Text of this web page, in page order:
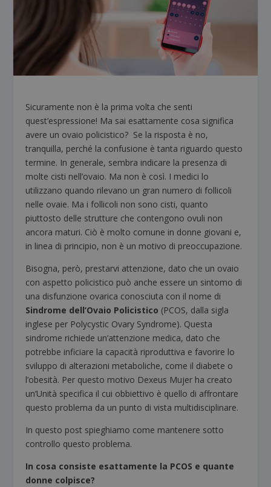
Sicuramente non è la prima volta che senti
quest’espressione! Ma sai esattamente cosa significa
avere un ovaio policistico? Se la risposta è no,
tranquilla, perché la confusione è tanta riguardo questo
termine. In generale, sembra indicare la presenza di
molte cisti nell’ovaio. Ma non è così. I medici lo
utilizzano quando rilevano un gran numero di follicoli
nelle ovaie. Ma i follicoli non sono cisti, quanto
piuttosto delle strutture che contengono ovuli non
ancora maturi. Ciò è molto comune in donne giovani e,
in linea di principio, non è un motivo di preoccupazione.
Bisogna, però, prestarvi attenzione, dato che un ovaio
con aspetto policistico può anche essere un sintomo di
una disfunzione ovarica conosciuta con il nome di
Sindrome dell’Ovaio Policistico (PCOS, dalla sigla
inglese per Polycystic Ovary Syndrome). Questa
sindrome richiede un’attenzione medica, dato che
potrebbe inficiare la capacità riproduttiva e favorire lo
sviluppo di alterazioni metaboliche, come il diabete o
l’obesità. Per questo motivo Dexeus Mujer ha creato
un’Unità specifica il cui obbiettivo è quello di affrontare
questo problema da un punto di vista multidisciplinare.
In questo post spieghiamo come mantenere sotto
controllo questo problema.
In cosa consiste esattamente la PCOS e quante
donne colpisce?